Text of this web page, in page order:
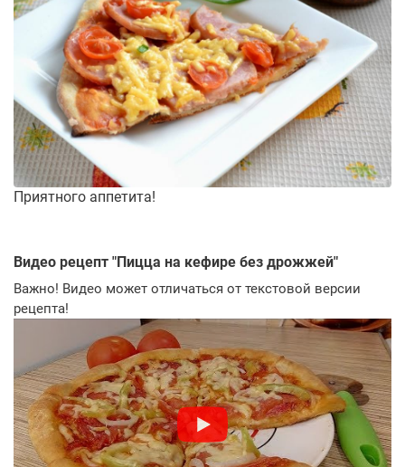
Приятного аппетита!
Видео рецепт "Пицца на кефире без дрожжей"
Важно! Видео может отличаться от текстовой версии
рецепта!